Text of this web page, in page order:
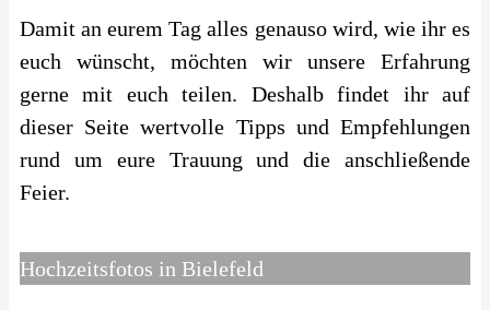
Damit an eurem Tag alles genauso wird, wie ihr es
euch wünscht, möchten wir unsere Erfahrung
gerne mit euch teilen. Deshalb findet ihr auf
dieser Seite wertvolle Tipps und Empfehlungen
rund um eure Trauung und die anschließende
Feier.
Hochzeitsfotos in Bielefeld